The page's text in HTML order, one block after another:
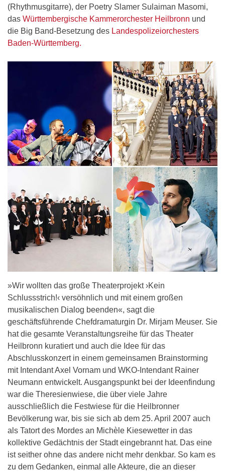
(Rhythmusgitarre), der Poetry Slamer Sulaiman Masomi,
das Württembergische Kammerorchester Heilbronn und
die Big Band-Besetzung des Landespolizeiorchesters
Baden-Württemberg.
»Wir wollten das große Theaterprojekt ›Kein
Schlussstrich!‹ versöhnlich und mit einem großen
musikalischen Dialog beenden«, sagt die
geschäftsführende Chefdramaturgin Dr. Mirjam Meuser. Sie
hat die gesamte Veranstaltungsreihe für das Theater
Heilbronn kuratiert und auch die Idee für das
Abschlusskonzert in einem gemeinsamen Brainstorming
mit Intendant Axel Vornam und WKO-Intendant Rainer
Neumann entwickelt. Ausgangspunkt bei der Ideenfindung
war die Theresienwiese, die über viele Jahre
ausschließlich die Festwiese für die Heilbronner
Bevölkerung war, bis sie sich ab dem 25. April 2007 auch
als Tatort des Mordes an Michèle Kiesewetter in das
kollektive Gedächtnis der Stadt eingebrannt hat. Das eine
ist seither ohne das andere nicht mehr denkbar. So kam es
zu dem Gedanken, einmal alle Akteure, die an dieser